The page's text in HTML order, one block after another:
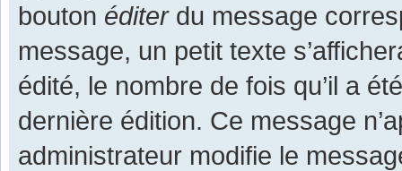
bouton éditerdu message
message, un petit texte
édité, le nombre de fois qu’il a
dernière édition. Ce message
administrateur modifie le